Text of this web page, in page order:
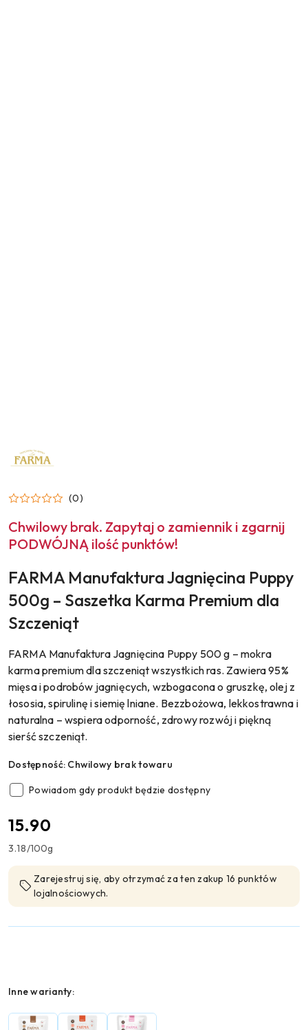
PRODUCENTA:
FARMA
(0)
Chwilowy brak. Zapytaj o zamiennik i zgarnij
PODWÓJNĄ ilość punktów!
FARMA Manufaktura Jagnięcina Puppy
500g – Saszetka Karma Premium dla
Szczeniąt
FARMA Manufaktura Jagnięcina Puppy 500 g – mokra
karma premium dla szczeniąt wszystkich ras. Zawiera 95%
mięsa i podrobów jagnięcych, wzbogacona o gruszkę, olej z
łososia, spirulinę i siemię lniane. Bezzbożowa, lekkostrawna i
naturalna – wspiera odporność, zdrowy rozwój i piękną
sierść szczeniąt.
Dostępność: Chwilowy brak towaru
Powiadom gdy produkt będzie dostępny
cena:
15.90
3.18/100g
Zarejestruj się, aby otrzymać za ten zakup 16 punktów
lojalnościowych.
Wariant
Inne warianty: